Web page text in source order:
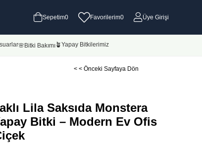
Sepetim0 Favorilerim0 Üye Girişi
🌸Bitki Bakımı🪴Yapay Bitkilerimiz
< < Önceki Sayfaya Dön
Lila Saksıda Monstera
Bitki – Modern Ev Ofis